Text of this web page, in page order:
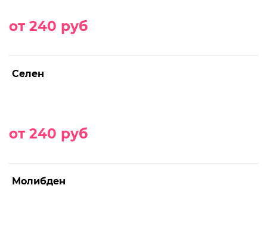
от 240 руб
Селен
от 240 руб
Молибден